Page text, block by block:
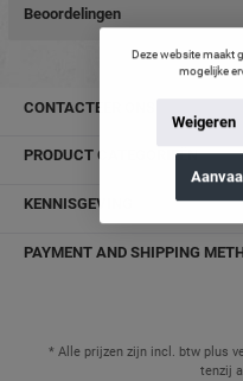
Beoordelingen
CONTACTEER ONS
PRODUCT CATEGORIEËN
KENNISGEVING
PAYMENT AND SHIPPING
* Alle prijzen zijn incl. btw plus
tenzij
Deze website maakt
mogelijke
Weigeren